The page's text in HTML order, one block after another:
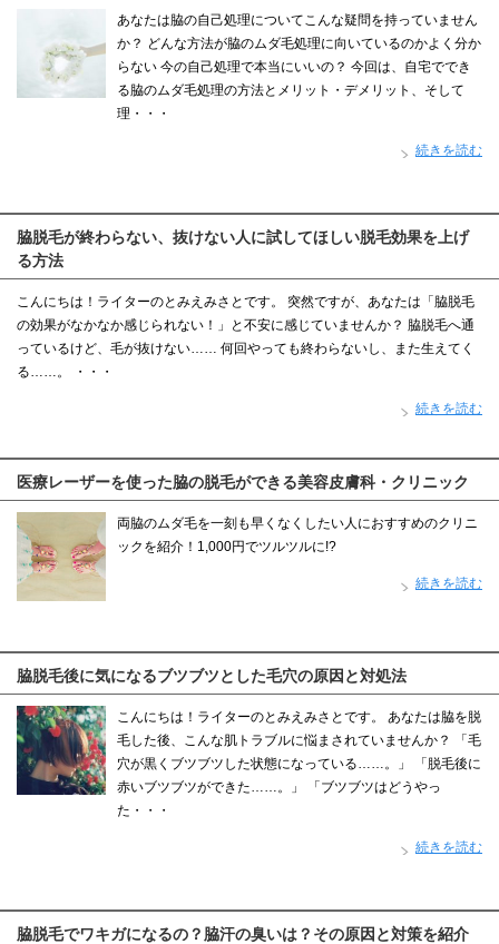
あなたは脇の自己処理についてこんな疑問を持っていません
か？ どんな方法が脇のムダ毛処理に向いているのかよく分か
らない 今の自己処理で本当にいいの？ 今回は、自宅ででき
る脇のムダ毛処理の方法とメリット・デメリット、そして
理・・・
続きを読む
脇脱毛が終わらない、抜けない人に試してほしい脱毛効果を上げ
る方法
こんにちは！ライターのとみえみさとです。 突然ですが、あなたは「脇脱毛
の効果がなかなか感じられない！」と不安に感じていませんか？ 脇脱毛へ通
っているけど、毛が抜けない…… 何回やっても終わらないし、また生えてく
る……。 ・・・
続きを読む
医療レーザーを使った脇の脱毛ができる美容皮膚科・クリニック
両脇のムダ毛を一刻も早くなくしたい人におすすめのクリニ
ックを紹介！1,000円でツルツルに!?
続きを読む
脇脱毛後に気になるブツブツとした毛穴の原因と対処法
こんにちは！ライターのとみえみさとです。 あなたは脇を脱
毛した後、こんな肌トラブルに悩まされていませんか？ 「毛
穴が黒くブツブツした状態になっている……。」 「脱毛後に
赤いブツブツができた……。」 「ブツブツはどうやっ
た・・・
続きを読む
脇脱毛でワキガになるの？脇汗の臭いは？その原因と対策を紹介